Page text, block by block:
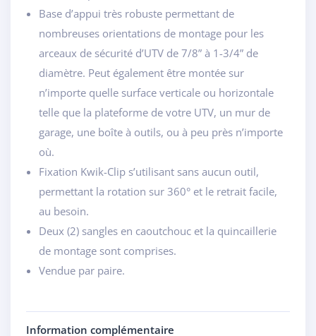
Base d’appui très robuste permettant de
nombreuses orientations de montage pour les
arceaux de sécurité d’UTV de 7/8” à 1-3/4” de
diamètre. Peut également être montée sur
n’importe quelle surface verticale ou horizontale
telle que la plateforme de votre UTV, un mur de
garage, une boîte à outils, ou à peu près n’importe
où.
Fixation Kwik-Clip s’utilisant sans aucun outil,
permettant la rotation sur 360° et le retrait facile,
au besoin.
Deux (2) sangles en caoutchouc et la quincaillerie
de montage sont comprises.
Vendue par paire.
Information complémentaire